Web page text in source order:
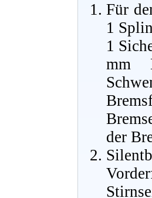
Für
1
1
mm
der